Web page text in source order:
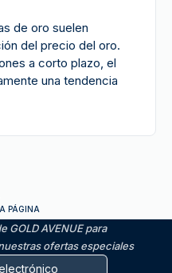
de oro suelen
del precio del oro.
a corto plazo, el
una tendencia
PÁGINA
GOLD AVENUE para
ofertas especiales